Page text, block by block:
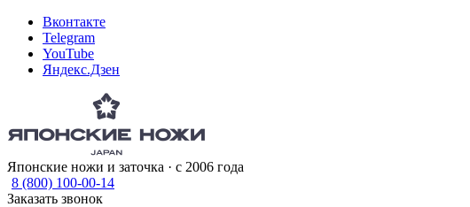
Вконтакте
Telegram
YouTube
Яндекс.Дзен
Японские ножи и заточка · с 2006 года
8 (800) 100-00-14
Заказать звонок